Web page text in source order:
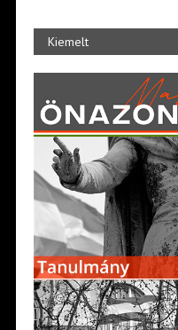
Kiemelt